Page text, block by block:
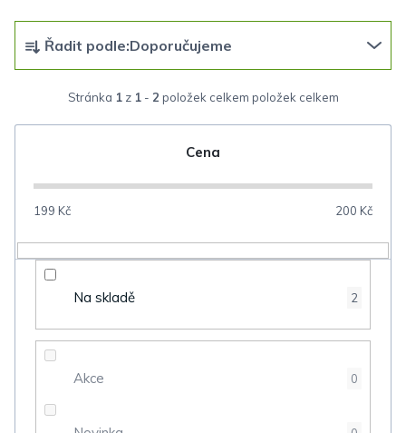
Stránka 1z 1- 2 položek celkem
a
e
o
Řadit podle:Doporučujeme
Cena
199 Kč 200 Kč
Na skladě 2
Akce 0